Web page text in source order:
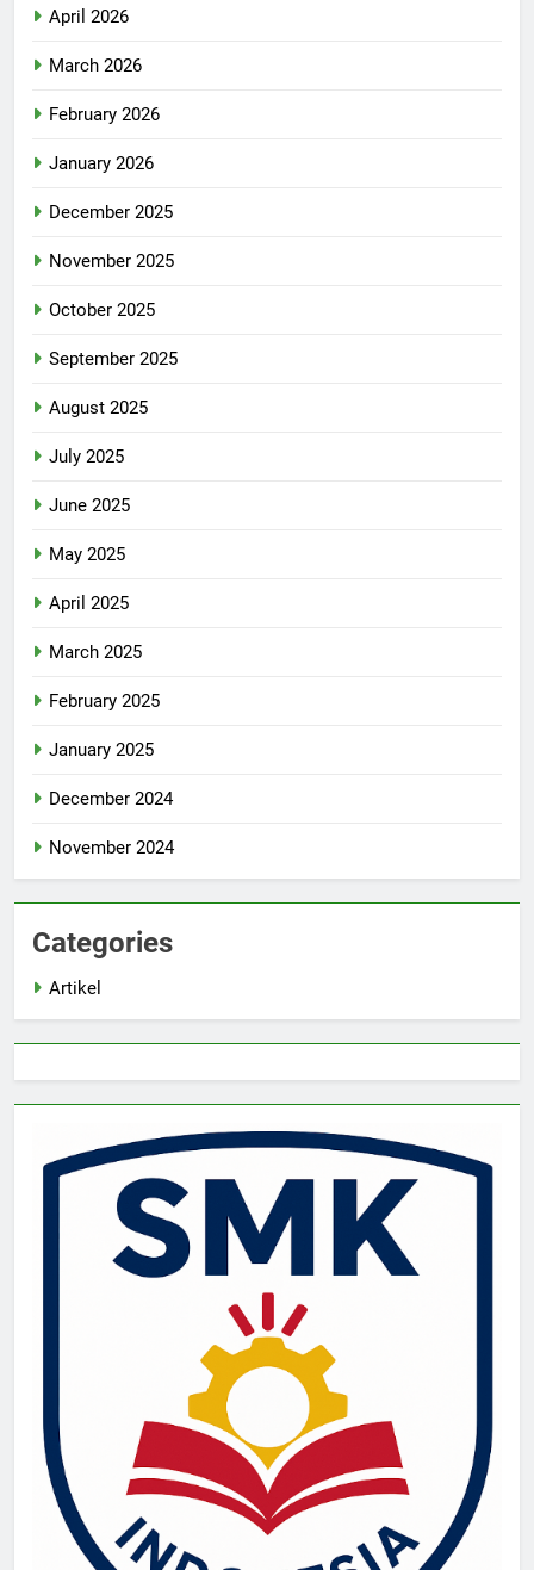
April 2026
March 2026
February 2026
January 2026
December 2025
November 2025
October 2025
September 2025
August 2025
July 2025
June 2025
May 2025
April 2025
March 2025
February 2025
January 2025
December 2024
November 2024
Categories
Artikel